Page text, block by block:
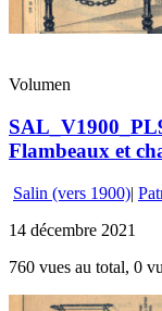
Volumen
Flambeaux et
Salin (vers 1900)|
14 décembre 2021
760 vues au total, 0